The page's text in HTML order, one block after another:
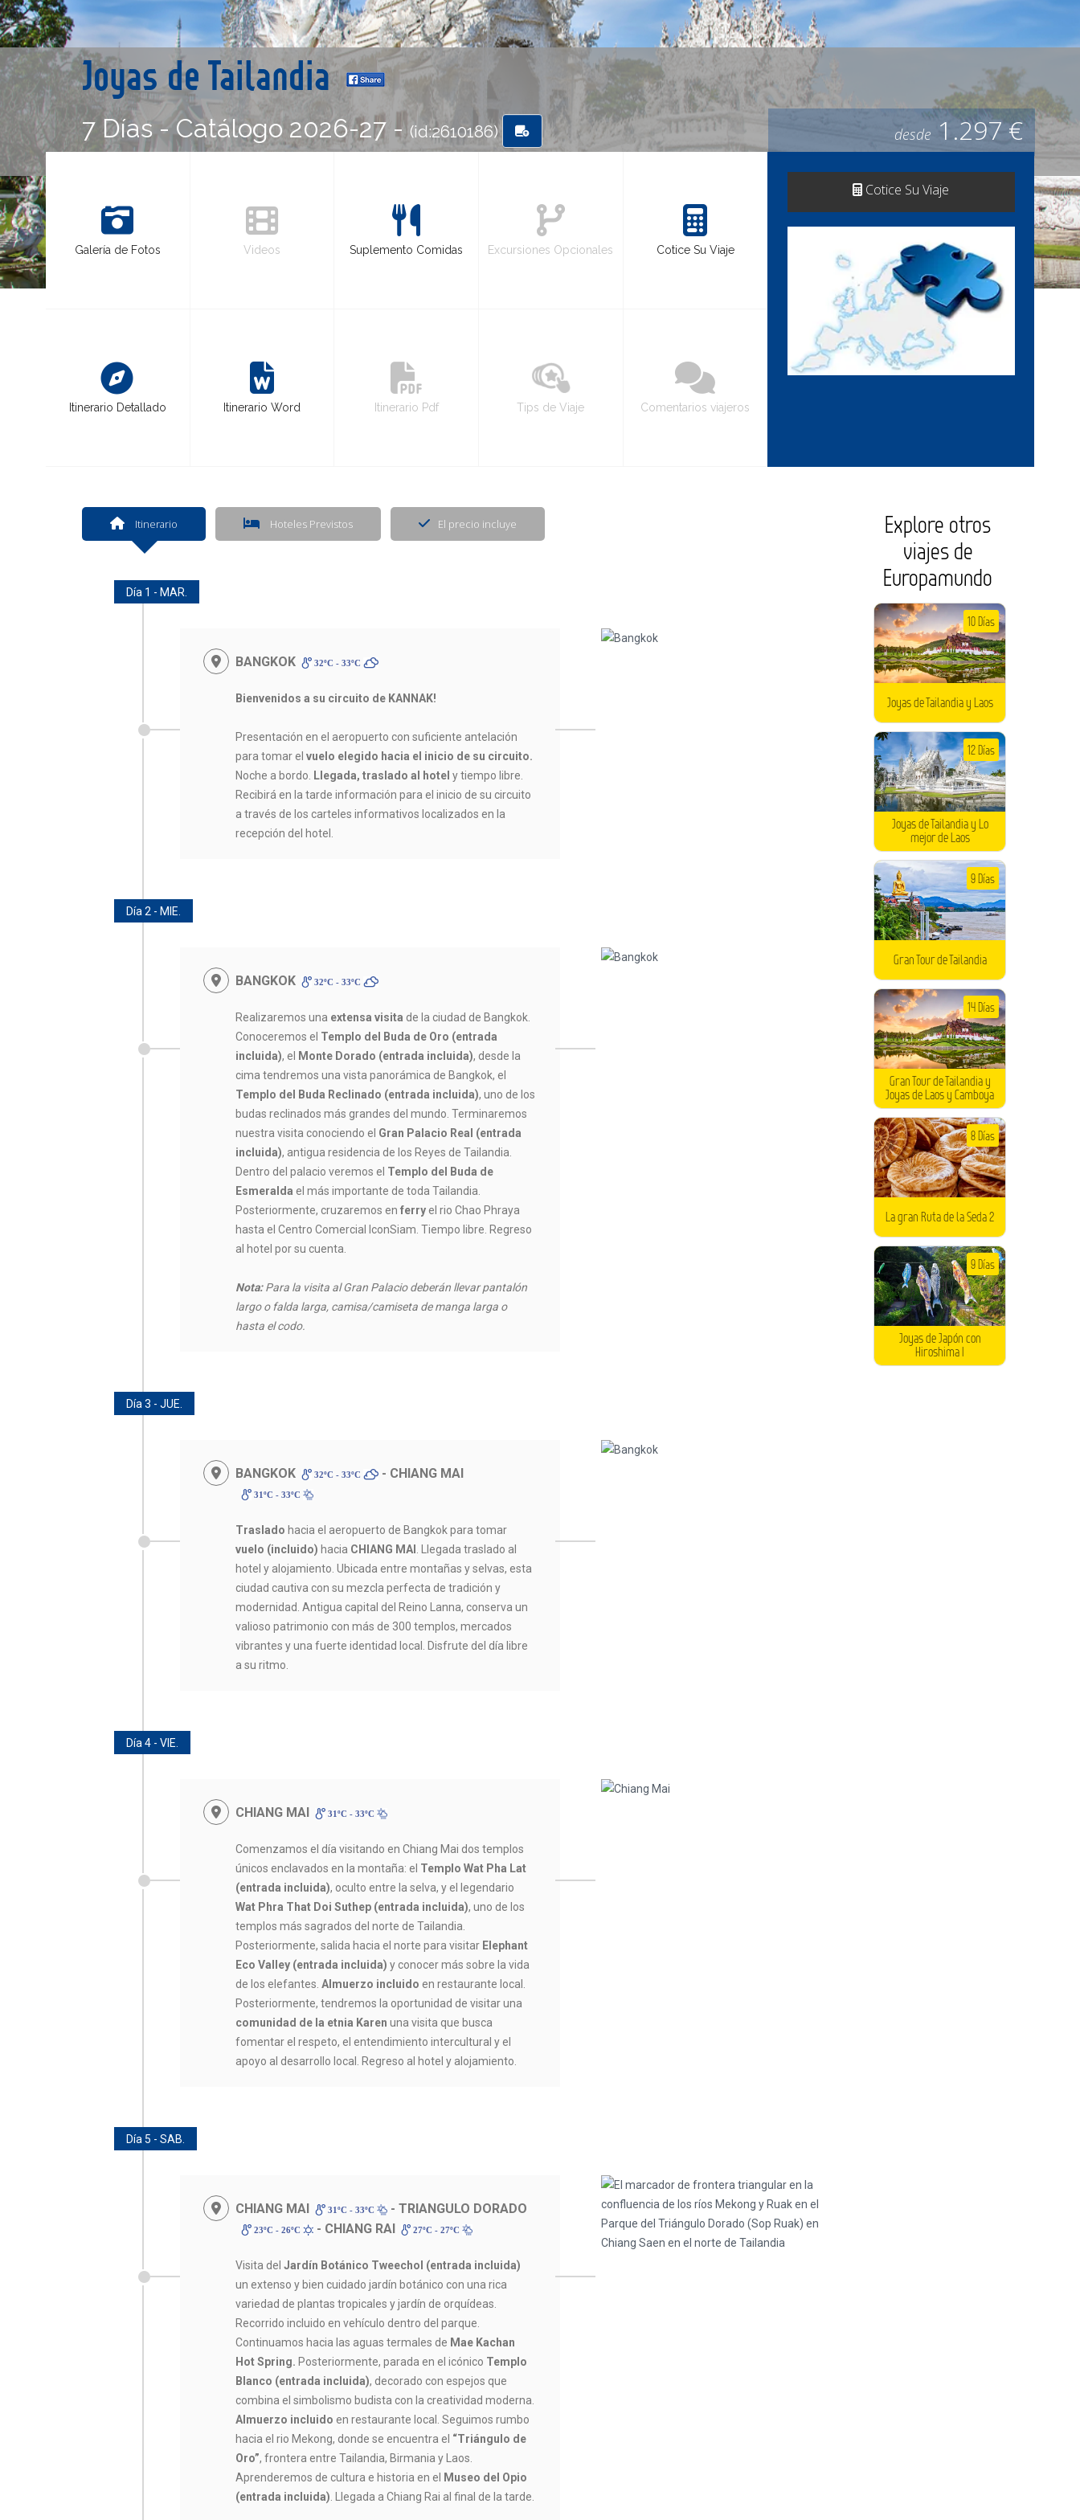
Joyas de Tailandia
7 Días - Catálogo 2026-27 - (id:2610186)
Galería de Fotos Videos Suplemento Comidas Excursiones Opcionales Cotice Su Viaje
Itinerario Detallado Itinerario Word Itinerario Pdf Tips de Viaje Comentarios viajeros
desde 1.297 €
Cotice Su Viaje
Itinerario Hoteles Previstos El precio incluye
Día 1 - MAR.
BANGKOK 32ºC - 33ºC
Bienvenidos a su circuito de KANNAK!
Presentación en el aeropuerto con suficiente antelación
para tomar elvuelo elegido hacia el inicio de su circuito.
Noche a bordo.
Llegada, traslado al hotely tiempo libre.
Recibirá en la tarde información para el inicio de su circuito
a través de los carteles informativos localizados en la
recepción del hotel.
Día 2 - MIE.
BANGKOK 32ºC - 33ºC
Realizaremos una extensa visita de la ciudad de Bangkok.
Conoceremos el Templo del Buda de Oro (entrada
incluida), el Monte Dorado (entrada incluida), desde la
cima tendremos una vista panorámica de Bangkok, el
Templo del Buda Reclinado (entrada incluida), uno de los
budas reclinados más grandes del mundo. Terminaremos
nuestra visita conociendo el Gran Palacio Real (entrada
incluida), antigua residencia de los Reyes de Tailandia.
Dentro del palacio veremos el Templo del Buda de
Esmeralda el más importante de toda Tailandia.
Posteriormente, cruzaremos enferryel rio Chao Phraya
hasta el Centro Comercial IconSiam. Tiempo libre. Regreso
al hotel por su cuenta.
Nota:Para la visita al Gran Palacio deberán llevar pantalón
largo o falda larga, camisa/camiseta de manga larga o
hasta el codo.
Día 3 - JUE.
BANGKOK 32ºC - 33ºC - CHIANG MAI
31ºC - 33ºC
Traslado hacia el aeropuerto de Bangkok para tomar
vuelo (incluido) hacia CHIANG MAI
. Llegada traslado al
hotel y alojamiento. Ubicada entre montañas y selvas, esta
ciudad cautiva con su mezcla perfecta de tradición y
modernidad. Antigua capital del Reino Lanna, conserva un
valioso patrimonio con más de 300 templos, mercados
vibrantes y una fuerte identidad local. Disfrute del día libre
a su ritmo.
Día 4 - VIE.
CHIANG MAI 31ºC - 33ºC
Comenzamos el día visitando en Chiang Mai dos templos
únicos enclavados en la montaña: el Templo Wat Pha Lat
(entrada incluida), oculto entre la selva, y el legendario
Wat Phra That Doi Suthep (entrada incluida), uno de los
templos más sagrados del norte de Tailandia.
Posteriormente, salida hacia el norte para visitar Elephant
Eco Valley (entrada incluida)y conocer más sobre la vida
de los elefantes.Almuerzo incluidoen restaurante local.
Posteriormente, tendremos la oportunidad de visitar una
comunidad de la etnia Karen una visita que busca
fomentar el respeto, el entendimiento intercultural y el
apoyo al desarrollo local. Regreso al hotel y alojamiento.
Día 5 - SAB.
CHIANG MAI 31ºC - 33ºC - TRIANGULO DORADO
23ºC - 26ºC - CHIANG RAI 27ºC - 27ºC
Visita delJardín Botánico Tweechol (entrada incluida)
un extenso y bien cuidado jardín botánico con una rica
variedad de plantas tropicales y jardín de orquídeas.
Recorrido incluido en vehículo dentro del parque.
Continuamos hacia las aguas termales de Mae Kachan
Hot Spring. Posteriormente, parada en el icónico Templo
Blanco (entrada incluida), decorado con espejos que
combina el simbolismo budista con la creatividad moderna.
Almuerzo incluidoen restaurante local. Seguimos rumbo
hacia el rio Mekong, donde se encuentra el “Triángulo de
Oro”, frontera entre Tailandia, Birmania y Laos.
Aprenderemos de cultura e historia en el
Museo del Opio
(entrada incluida) . Llegada a Chiang Rai al final de la tarde.
Explore otros
viajes de
Europamundo
Joyas de Tailandia y Laos
10 Días
Joyas de Tailandia y Lo
mejor de Laos
12 Días
Gran Tour de Tailandia
9 Días
Gran Tour de Tailandia y
Joyas de Laos y Camboya
14 Días
La gran Ruta de la Seda 2
8 Días
Joyas de Japón con
Hiroshima I
9 Días